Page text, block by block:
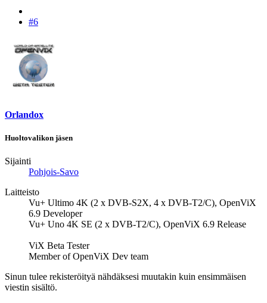
#6
Orlandox
Huoltovalikon jäsen
Sijainti
Pohjois-Savo
Laitteisto
Vu+ Ultimo 4K (2 x DVB-S2X, 4 x DVB-T2/C), OpenViX
6.9 Developer
Vu+ Uno 4K SE (2 x DVB-T2/C), OpenViX 6.9 Release
ViX Beta Tester
Member of OpenViX Dev team
Sinun tulee rekisteröityä nähdäksesi muutakin kuin ensimmäisen
viestin sisältö.